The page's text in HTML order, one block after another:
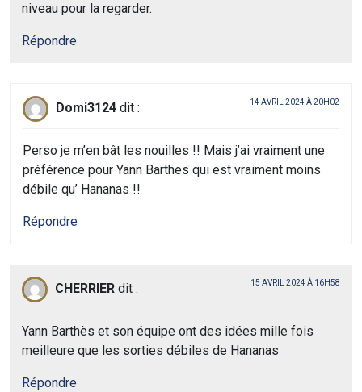
niveau pour la regarder.
Répondre
Domi3124 dit : 14 AVRIL 2024 À 20H02
Perso je m’en bât les nouilles !! Mais j’ai vraiment une
préférence pour Yann Barthes qui est vraiment moins
débile qu’ Hananas !!
Répondre
CHERRIER dit : 15 AVRIL 2024 À 16H58
Yann Barthès et son équipe ont des idées mille fois
meilleure que les sorties débiles de Hananas
Répondre